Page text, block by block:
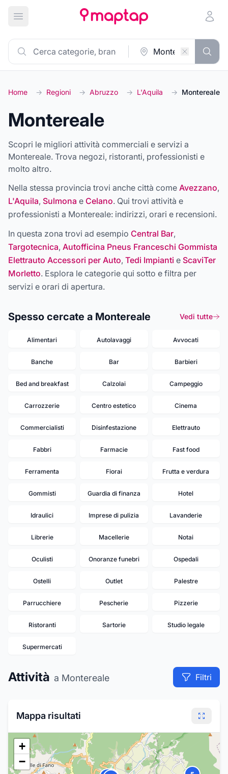
Apri menu principale
Home → Regioni → Abruzzo → L'Aquila → Montereale
Montereale
Scopri le migliori attività commerciali e servizi a
Montereale. Trova negozi, ristoranti, professionisti e
molto altro.
Nella stessa provincia trovi anche città come Avezzano,
L'Aquila, Sulmona e Celano. Qui trovi attività e
professionisti a Montereale: indirizzi, orari e recensioni.
In questa zona trovi ad esempio Central Bar,
Targotecnica, Autofficina Pneus Franceschi Gommista
Elettrauto Accessori per Auto, Tedi Impianti e ScaviTer
Morletto. Esplora le categorie qui sotto e filtra per
servizi e orari di apertura.
Spesso cercate a Montereale Vedi tutte
Alimentari Autolavaggi Avvocati
Banche Bar Barbieri
Bed and breakfast Calzolai Campeggio
Carrozzerie Centro estetico Cinema
Commercialisti Disinfestazione Elettrauto
Fabbri Farmacie Fast food
Ferramenta Fiorai Frutta e verdura
Gommisti Guardia di finanza Hotel
Idraulici Imprese di pulizia Lavanderie
Librerie Macellerie Notai
Oculisti Onoranze funebri Ospedali
Ostelli Outlet Palestre
Parrucchiere Pescherie Pizzerie
Ristoranti Sartorie Studio legale
Supermercati
Attività a Montereale Filtri
Mappa risultati
20
+
−